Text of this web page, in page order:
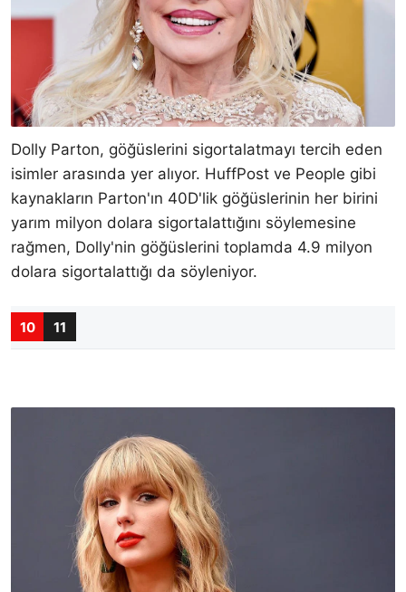
Dolly Parton, göğüslerini sigortalatmayı tercih eden
isimler arasında yer alıyor. HuffPost ve People gibi
kaynakların Parton'ın 40D'lik göğüslerinin her birini
yarım milyon dolara sigortalattığını söylemesine
rağmen, Dolly'nin göğüslerini toplamda 4.9 milyon
dolara sigortalattığı da söyleniyor.
10 11